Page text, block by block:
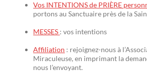
Vos INTENTIONS de PRIÈRE
portons au Sanctuaire près de la
MESSES : vos intentions
Affiliation : rejoignez-nous à
Miraculeuse, en imprimant la
nous l’envoyant.